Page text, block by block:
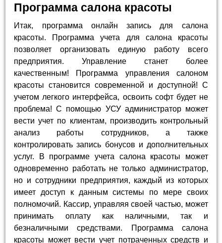
Программа салона красоты
Итак, программа онлайн запись для салона
красоты. Программа учета для салона красоты
позволяет организовать единую работу всего
предприятия. Управление станет более
качественным! Программа управления салоном
красоты становится современной и доступной! С
учетом легкого интерфейса, освоить софт будет не
проблема! С помощью УСУ администратор может
вести учет по клиентам, производить контрольный
анализ работы сотрудников, а также
контролировать запись бонусов и дополнительных
услуг. В программе учета салона красоты может
одновременно работать не только администратор,
но и сотрудники предприятия, каждый из которых
имеет доступ к данным системы по мере своих
полномочий. Кассир, управляя своей частью, может
принимать оплату как наличными, так и
безналичными средствами. Программа салона
красоты может вести учет потраченных средств и